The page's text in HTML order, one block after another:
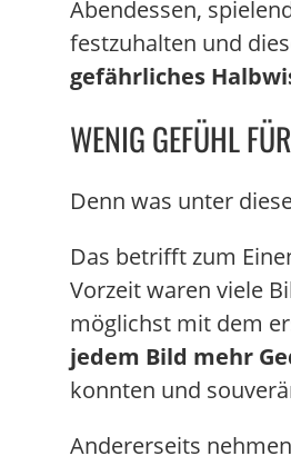
Abendessen,
festzuhalten und
gefährliches
WENIG GEFÜHL
Denn was unter
Das betrifft zum
Vorzeit waren viele
möglichst mit dem
jedem Bild mehr
konnten und
Andererseits